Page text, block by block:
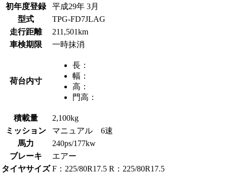
初年度登録
平成29年 3月
型式
TPG-FD7JLAG
走行距離
211,501km
車検期限
一時抹消
荷台内寸
長：
幅：
高：
門高：
積載量
2,100kg
ミッション
マニュアル 6速
馬力
240ps/177kw
ブレーキ
エアー
タイヤサイズ F：225/80R17.5 R：225/80R17.5